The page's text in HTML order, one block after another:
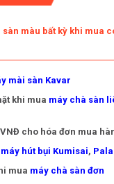
màu bất kỳ khi mua
mài sàn Kavar
khi mua máy chà sàn
cho hóa đơn mua
máy hút bụi Kumisai,
mua máy chà sàn đơn